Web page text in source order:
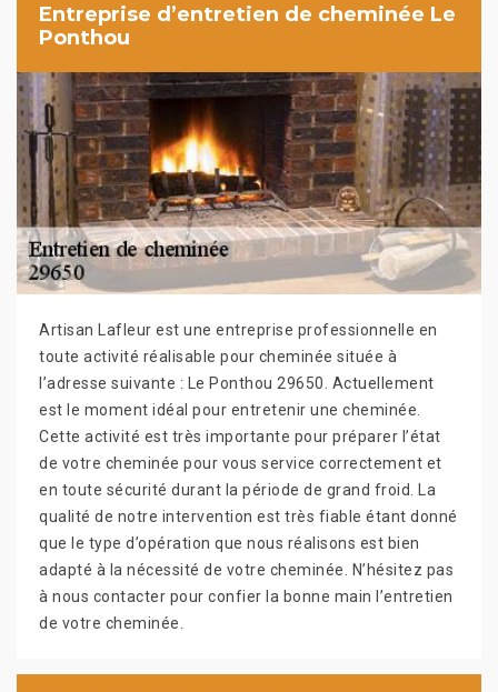
Entreprise d’entretien de cheminée Le
Ponthou
Artisan Lafleur est une entreprise professionnelle en
toute activité réalisable pour cheminée située à
l’adresse suivante : Le Ponthou 29650. Actuellement
est le moment idéal pour entretenir une cheminée.
Cette activité est très importante pour préparer l’état
de votre cheminée pour vous service correctement et
en toute sécurité durant la période de grand froid. La
qualité de notre intervention est très fiable étant donné
que le type d’opération que nous réalisons est bien
adapté à la nécessité de votre cheminée. N’hésitez pas
à nous contacter pour confier la bonne main l’entretien
de votre cheminée.